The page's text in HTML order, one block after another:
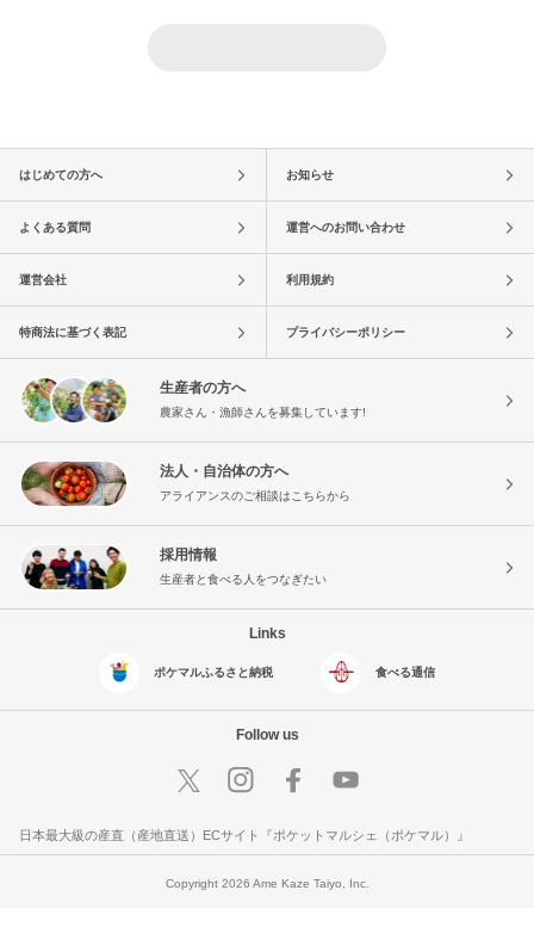
はじめての方へ お知らせ
よくある質問 運営へのお問い合わせ
運営会社 利用規約
特商法に基づく表記 プライバシーポリシー
生産者の方へ
農家さん・漁師さんを募集しています!
法人・自治体の方へ
アライアンスのご相談はこちらから
採用情報
生産者と食べる人をつなぎたい
Links
ポケマルふるさと納税 食べる通信
Follow us
日本最大級の産直（産地直送）ECサイト『ポケットマルシェ（ポケマル）』
Copyright 2026 Ame Kaze Taiyo, Inc.